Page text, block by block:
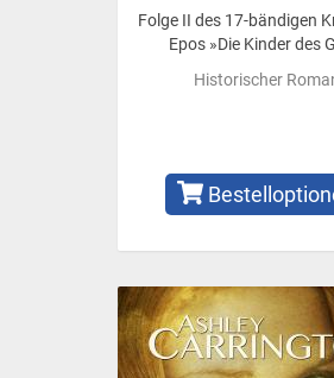
Folge II des 17-bändigen
Epos »Die Kinder des
Historischer